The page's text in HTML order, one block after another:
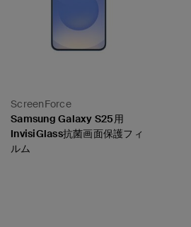
ScreenForce
Samsung Galaxy S25用
InvisiGlass抗菌画面保護フィ
ルム